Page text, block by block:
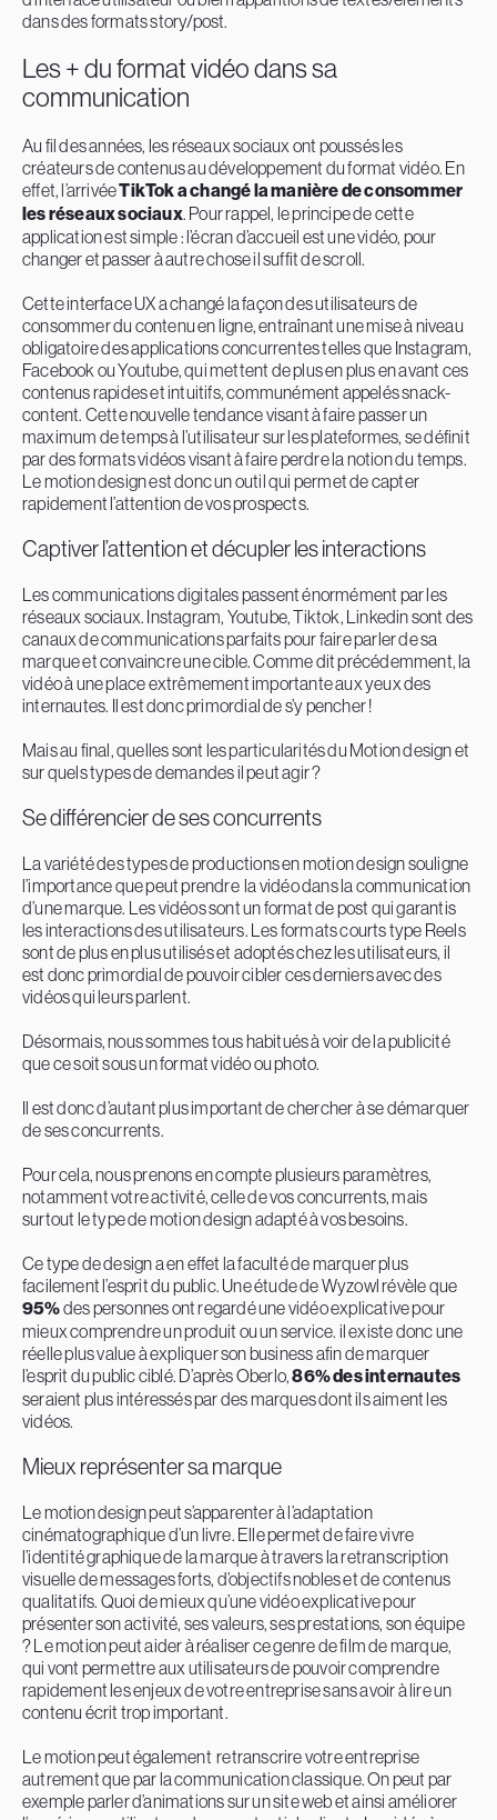
dans des formats story/post.
Les + du format vidéo dans sa
communication
Au fil des années, les réseaux sociaux ont poussés les
créateurs de contenus au développement du format vidéo. En
effet, l’arrivéeTikTok a changé la manière de consommer
les réseaux sociaux. Pour rappel, le principe de cette
application est simple : l’écran d’accueil est une vidéo, pour
changer et passer à autre chose il suffit de scroll.
Cette interface UX a changé la façon des utilisateurs de
consommer du contenu en ligne, entraînant une mise à niveau
obligatoire des applications concurrentes telles que Instagram,
Facebook ou Youtube, qui mettent de plus en plus en avant ces
contenus rapides et intuitifs, communément appelés snack-
content. Cette nouvelle tendance visant à faire passer un
maximum de temps à l’utilisateur sur les plateformes, se définit
par des formats vidéos visant à faire perdre la notion du temps.
Le motion design est donc un outil qui permet de capter
rapidement l’attention de vos prospects.
Captiver l’attention et décupler les interactions
Les communications digitales passent énormément par les
réseaux sociaux. Instagram, Youtube, Tiktok, Linkedin sont des
canaux de communications parfaits pour faire parler de sa
marque et convaincre une cible. Comme dit précédemment, la
vidéo à une place extrêmement importante aux yeux des
internautes. Il est donc primordial de s’y pencher !
Mais au final, quelles sont les particularités du Motion design et
sur quels types de demandes il peut agir ?
Se différencier de ses concurrents
La variété des types de productions en motion design souligne
l’importance que peut prendre la vidéo dans la communication
d’une marque. Les vidéos sont un format de post qui garantis
les interactions des utilisateurs. Les formats courts type Reels
sont de plus en plus utilisés et adoptés chez les utilisateurs, il
est donc primordial de pouvoir cibler ces derniers avec des
vidéos qui leurs parlent.
Désormais, nous sommes tous habitués à voir de la publicité
que ce soit sous un format vidéo ou photo.
Il est donc d’autant plus important de chercher à se démarquer
de ses concurrents.
Pour cela, nous prenons en compte plusieurs paramètres,
notamment votre activité, celle de vos concurrents, mais
surtout le type de motion design adapté à vos besoins.
Ce type de design a en effet la faculté de marquer plus
facilement l’esprit du public. Une étude de Wyzowl révèle que
95%des personnes ont regardé une vidéo explicative pour
mieux comprendre un produit ou un service. il existe donc une
réelle plus value à expliquer son business afin de marquer
l’esprit du public ciblé. D’après Oberlo,86% des internautes
seraient plus intéressés par des marques dont ils aiment les
vidéos.
Mieux représenter sa marque
Le motion design peut s’apparenter à l’adaptation
cinématographique d’un livre. Elle permet de faire vivre
l’identité graphique de la marque à travers la retranscription
visuelle de messages forts, d’objectifs nobles et de contenus
qualitatifs. Quoi de mieux qu’une vidéo explicative pour
présenter son activité, ses valeurs, ses prestations, son équipe
? Le motion peut aider à réaliser ce genre de film de marque,
qui vont permettre aux utilisateurs de pouvoir comprendre
rapidement les enjeux de votre entreprise sans avoir à lire un
contenu écrit trop important.
Le motion peut également retranscrire votre entreprise
autrement que par la communication classique. On peut par
exemple parler d’animations sur un site web et ainsi améliorer